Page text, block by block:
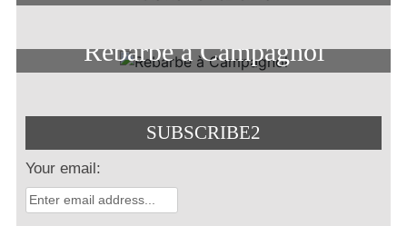
Rebarbe à Campagnol
SUBSCRIBE2
Your email: